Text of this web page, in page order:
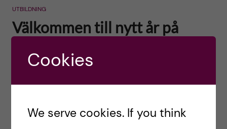
UTBILDNING
Välkommen till nytt år på
kommer att bli ett utmanande år. Pandemin
kommer naturligtvis fortsätta sätta sin prägel
Cookies
We serve cookies. If you think